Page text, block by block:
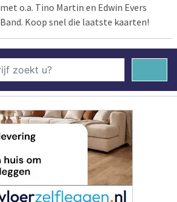
met o.a. Tino Martin en Edwin Evers
Band. Koop snel die laatste kaarten!